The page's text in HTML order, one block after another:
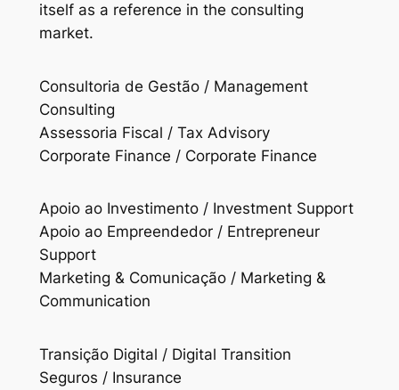
itself as a reference in the consulting
market.
Consultoria de Gestão / Management
Consulting
Assessoria Fiscal / Tax Advisory
Corporate Finance / Corporate Finance
Apoio ao Investimento / Investment Support
Apoio ao Empreendedor / Entrepreneur
Support
Marketing & Comunicação / Marketing &
Communication
Transição Digital / Digital Transition
Seguros / Insurance